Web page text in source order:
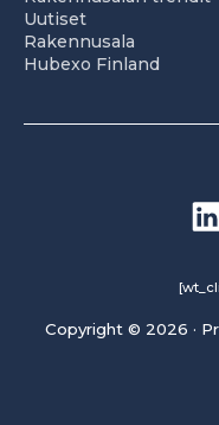
Uutiset
Rakennusala
Hubexo Finland
Copyright © 2026 ·